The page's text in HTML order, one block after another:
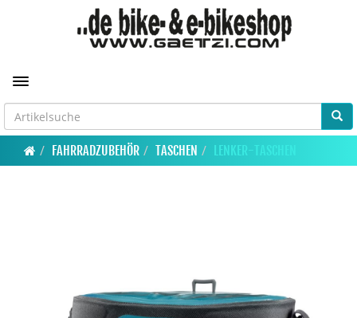
Toggle navigation
FAHRRADZUBEHÖR TASCHEN LENKER-TASCHEN